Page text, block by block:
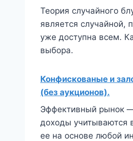
Теория случайного
является случайной,
уже доступна всем.
выбора.
Конфискованые и
(без аукционов).
Эффективный рынок
доходы учитываются
ее на основе любой